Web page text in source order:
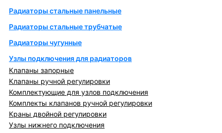
Радиаторы стальные панельные
Радиаторы стальные трубчатые
Радиаторы чугунные
Узлы подключения для радиаторов
Клапаны запорные
Клапаны ручной регулировки
Комплектующие для узлов подключения
Комплекты клапанов ручной регулировки
Краны двойной регулировки
Узлы нижнего подключения